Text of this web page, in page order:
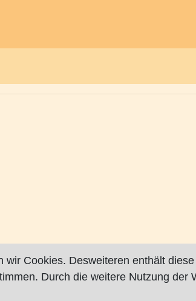
Cookies. Desweiteren enthält
Durch die weitere Nutzung der